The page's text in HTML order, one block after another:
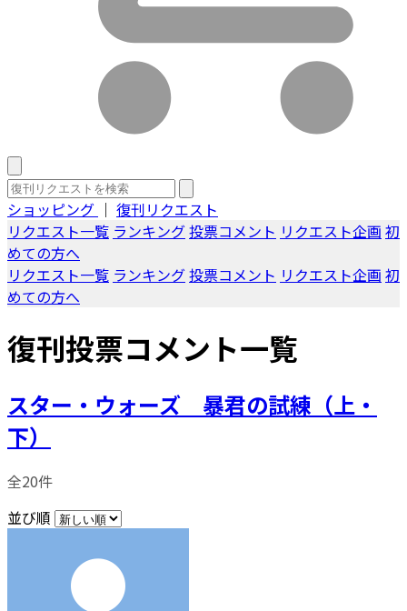
ショッピング ｜ 復刊リクエスト
リクエスト一覧 ランキング投票コメント リクエスト企画 初
めての方へ
リクエスト一覧 ランキング投票コメント リクエスト企画 初
めての方へ
復刊投票コメント一覧
スター・ウォーズ 暴君の試練（上・
下）
全20件
並び順